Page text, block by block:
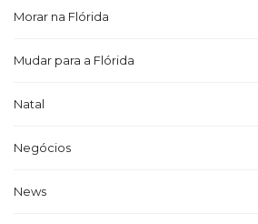
Morar na Flórida
Mudar para a Flórida
Natal
Negócios
News